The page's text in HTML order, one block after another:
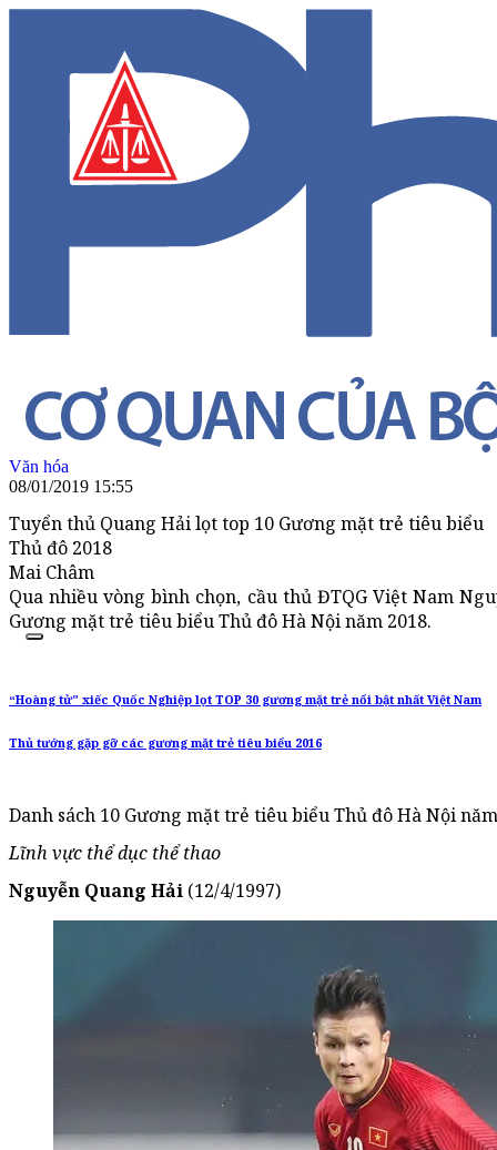
Văn hóa
08/01/2019 15:55
Tuyển thủ Quang Hải lọt top 10 Gương mặt trẻ tiêu biểu
Thủ đô 2018
Mai Châm
Qua nhiều vòng bình chọn, cầu thủ ĐTQG Việt Nam
Gương mặt trẻ tiêu biểu Thủ đô Hà Nội năm 2018.
“Hoàng tử” xiếc Quốc Nghiệp lọt TOP 30 gương mặt trẻ nổi bật nhất Việt Nam
Thủ tướng gặp gỡ các gương mặt trẻ tiêu biểu 2016
Danh sách 10 Gương mặt trẻ tiêu biểu Thủ đô Hà Nội
Lĩnh vực thể dục thể thao
Nguyễn Quang Hải (12/4/1997)